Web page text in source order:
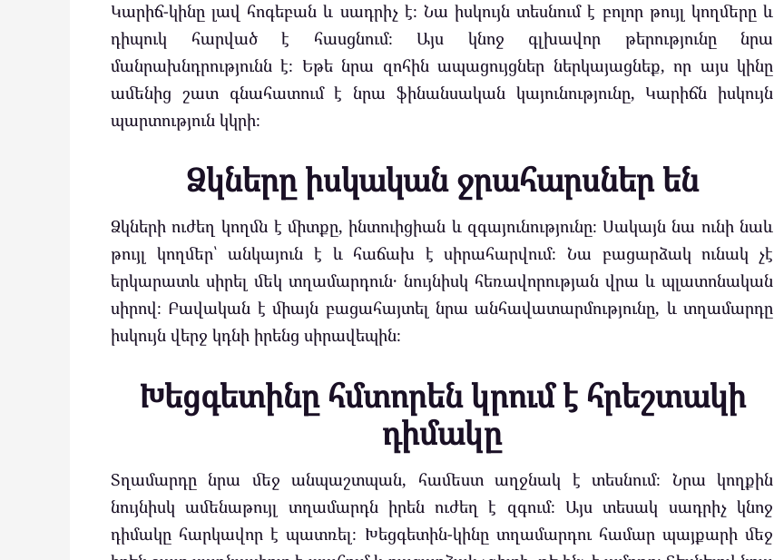
Կարիճ-կինը լավ հոգեբան և սադրիչ է։ Նա իսկույն տեսնում է բոլոր թույլ կողմերը և
դիպուկ հարված է հասցնում։ Այս կնոջ գլխավոր թերությունը նրա
մանրախնդրությունն է։ Եթե նրա զոհին ապացույցներ ներկայացնեք, որ այս կինը
ամենից շատ գնահատում է նրա ֆինանսական կայունությունը, Կարիճն իսկույն
պարտություն կկրի։
Ձկները իսկական ջրահարսներ են
Ձկների ուժեղ կողմն է միտքը, ինտուիցիան և զգայունությունը։ Սակայն նա ունի նաև
թույլ կողմեր՝ անկայուն է և հաճախ է սիրահարվում։ Նա բացարձակ ունակ չէ
երկարատև սիրել մեկ տղամարդուն․ նույնիսկ հեռավորության վրա և պլատոնական
սիրով։ Բավական է միայն բացահայտել նրա անհավատարմությունը, և տղամարդը
իսկույն վերջ կդնի իրենց սիրավեպին։
Խեցգետինը հմտորեն կրում է հրեշտակի
դիմակը
Տղամարդը նրա մեջ անպաշտպան, համեստ աղջնակ է տեսնում։ Նրա կողքին
նույնիսկ ամենաթույլ տղամարդն իրեն ուժեղ է զգում։ Այս տեսակ սադրիչ կնոջ
դիմակը հարկավոր է պատռել։ Խեցգետին-կինը տղամարդու համար պայքարի մեջ